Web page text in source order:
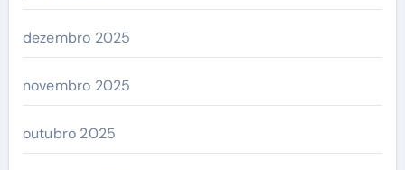
dezembro 2025
novembro 2025
outubro 2025